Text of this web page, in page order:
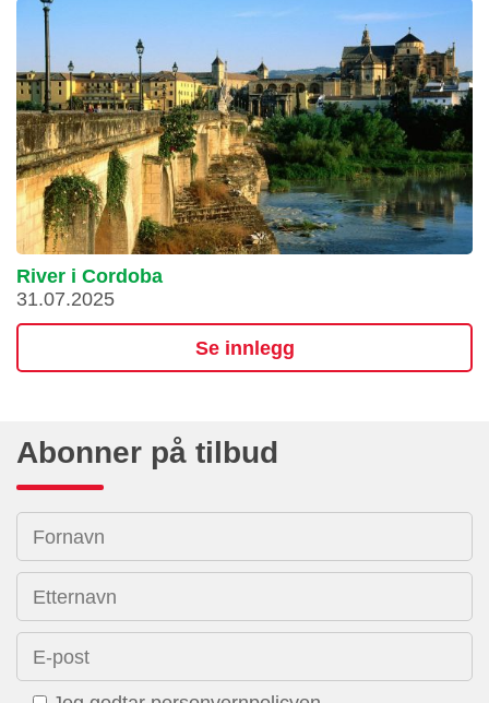
River i Cordoba
31.07.2025
Se innlegg
Abonner på tilbud
Fornavn
Etternavn
E-post